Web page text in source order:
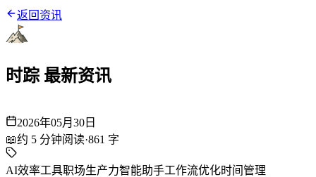
返回资讯
时踪 最新资讯
2026年05月30日
📖约 5 分钟阅读·861 字
AI效率工具职场生产力智能助手工作流优化时间管理